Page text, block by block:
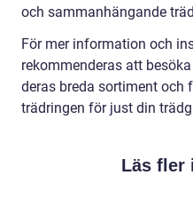
och sammanhängande
För mer information och
rekommenderas att
deras breda sortiment och
trädringen för just din
Läs fler